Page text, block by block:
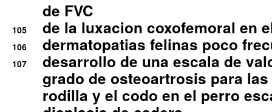
de FVC
105 de la luxacion coxofemoral en
106 dermatopatias felinas poco
107
desarrollo de una escala de
grado de osteoartrosis para
rodilla y el codo en el perro